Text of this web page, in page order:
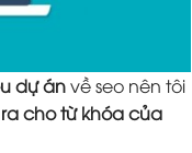
dự ánvề seo nên tôi
cho từ khóa của